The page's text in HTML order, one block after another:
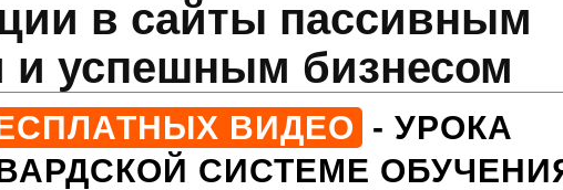
в сайты пассивным
и успешным бизнесом
ВИДЕО - УРОКА
СИСТЕМЕ